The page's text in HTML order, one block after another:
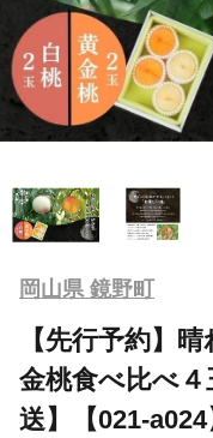
岡山県 鏡野町
【先行予約】
金桃食べ比べ
送】【021-